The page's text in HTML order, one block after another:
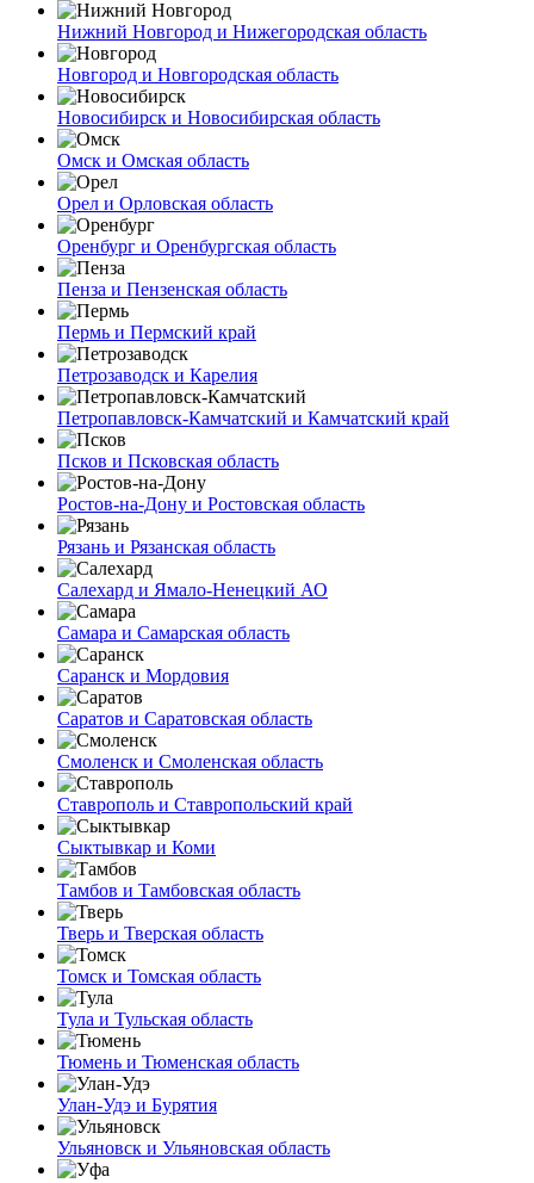
Нижний Новгород и Нижегородская область
Новгород и Новгородская область
Новосибирск и Новосибирская область
Омск и Омская область
Орел и Орловская область
Оренбург и Оренбургская область
Пенза и Пензенская область
Пермь и Пермский край
Петрозаводск и Карелия
Петропавловск-Камчатский и Камчатский край
Псков и Псковская область
Ростов-на-Дону и Ростовская область
Рязань и Рязанская область
Салехард и Ямало-Ненецкий АО
Самара и Самарская область
Саранск и Мордовия
Саратов и Саратовская область
Смоленск и Смоленская область
Ставрополь и Ставропольский край
Сыктывкар и Коми
Тамбов и Тамбовская область
Тверь и Тверская область
Томск и Томская область
Тула и Тульская область
Тюмень и Тюменская область
Улан-Удэ и Бурятия
Ульяновск и Ульяновская область